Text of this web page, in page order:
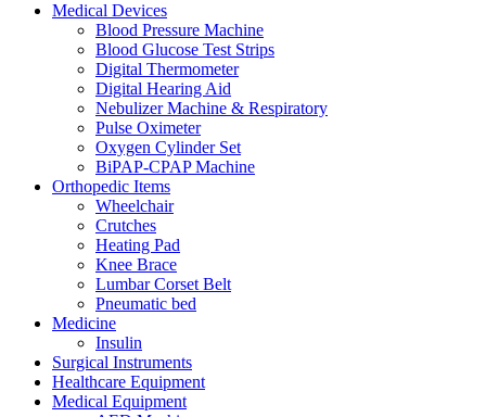
Medical Devices
Blood Pressure Machine
Blood Glucose Test Strips
Digital Thermometer
Digital Hearing Aid
Nebulizer Machine & Respiratory
Pulse Oximeter
Oxygen Cylinder Set
BiPAP-CPAP Machine
Orthopedic Items
Wheelchair
Crutches
Heating Pad
Knee Brace
Lumbar Corset Belt
Pneumatic bed
Medicine
Insulin
Surgical Instruments
Healthcare Equipment
Medical Equipment